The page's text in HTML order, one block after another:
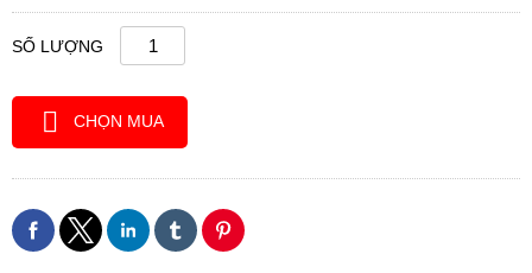
SỐ LƯỢNG
CHỌN MUA